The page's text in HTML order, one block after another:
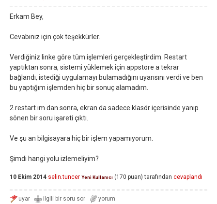
Erkam Bey,
Cevabınız için çok teşekkürler.
Verdiğiniz linke göre tüm işlemleri gerçekleştirdim. Restart
yaptıktan sonra, sistemi yüklemek için appstore a tekrar
bağlandı, istediği uygulamayı bulamadığını uyarısını verdi ve ben
bu yaptığım işlemden hiç bir sonuç alamadım.
2.restart ım dan sonra, ekran da sadece klasör içerisinde yanıp
sönen bir soru işareti çıktı.
Ve şu an bilgisayara hiç bir işlem yapamıyorum.
Şimdi hangi yolu izlemeliyim?
10 Ekim 2014 selin.tuncer Yeni Kullanıcı (170 puan) tarafından cevaplandı